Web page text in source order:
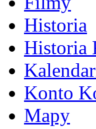
Historia
Historia
Konto
Mapy